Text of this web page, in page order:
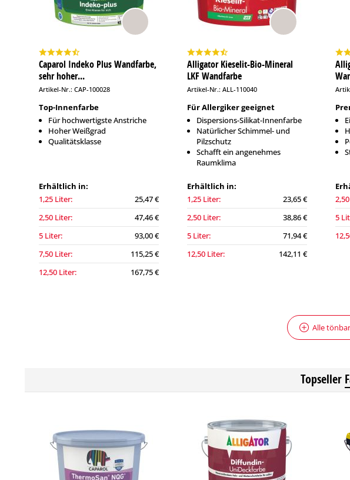
Caparol Indeko Plus Wandfarbe,
sehr hoher...
Artikel-Nr.: CAP-100028
Top-Innenfarbe
Für hochwertigste Anstriche
Hoher Weißgrad
Qualitätsklasse
Erhältlich in:
1,25 Liter:
25,47 €
2,50 Liter:
47,46 €
5 Liter:
93,00 €
7,50 Liter:
115,25 €
12,50 Liter:
167,75 €
Alligator Kieselit-Bio-Mineral
LKF Wandfarbe
Artikel-Nr.: ALL-110040
Für Allergiker geeignet
Dispersions-Silikat-Innenfarbe
Natürlicher Schimmel- und
Pilzschutz
Schafft ein angenehmes
Raumklima
Erhältlich in:
1,25 Liter:
23,65 €
2,50 Liter:
38,86 €
5 Liter:
71,94 €
12,50 Liter:
142,11 €
5
Alle
Topseller